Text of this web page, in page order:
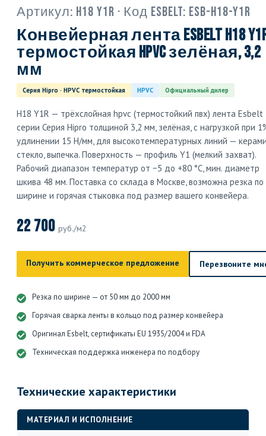
Артикул: H18 Y1R · Код Esbelt: ESB-H18-Y1R
Конвейерная лента Esbelt H18
термостойкая HPVC зелёная, 3,2
мм
Серия Hipro · HPVC термостойкая HPVC Официальный дилер
H18 Y1R — трёхслойная hpvc (термостойкий пвх) лента Esbelt
серии Серия Hipro толщиной 3,2 мм, зелёная, с нагрузкой при
удлинении 15 Н/мм, для высокотемпературных линий —
стекло, выпечка. Поверхность — профиль Y1 (мелкий захват).
Рабочий диапазон температур от −5 до +80 °C, мин. диаметр
шкива 48 мм. Поставка со склада в Москве, возможна резка по
ширине и горячая стыковка под размер вашего конвейера.
22 700 руб./м2
Получить коммерческое предложение Перезвоните
Резка по ширине — от 50 мм до 2000 мм
Горячая сварка ленты в кольцо под размер конвейера
Оригинал Esbelt, сертификаты EU 1935/2004 и FDA
Техническая поддержка инженера по подбору
Технические характеристики
МАТЕРИАЛ И ИСПОЛНЕНИЕ